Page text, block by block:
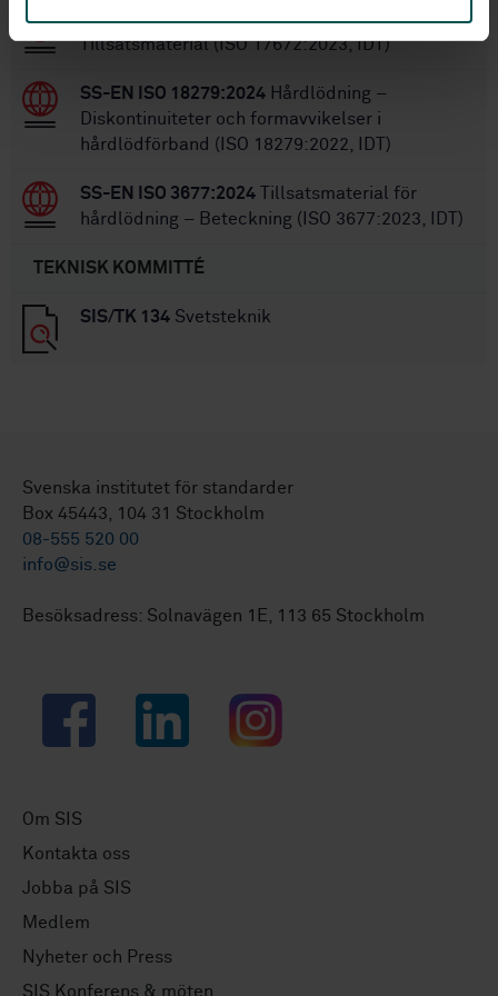
SS-EN ISO 17672:2024Hårdlödning –
Tillsatsmaterial (ISO 17672:2023, IDT)
SS-EN ISO 18279:2024 Hårdlödning –
Diskontinuiteter och formavvikelser i
hårdlödförband (ISO 18279:2022, IDT)
SS-EN ISO 3677:2024 Tillsatsmaterial för
hårdlödning – Beteckning (ISO 3677:2023, IDT)
TEKNISK KOMMITTÉ
SIS/TK 134 Svetsteknik
Svenska institutet för standarder
Box 45443, 104 31 Stockholm
08-555 520 00
info@sis.se
Besöksadress: Solnavägen 1E, 113 65 Stockholm
Facebook LinkedIn Instagram
Om SIS
Kontakta oss
Jobba på SIS
Medlem
Nyheter och Press
SIS Konferens & möten